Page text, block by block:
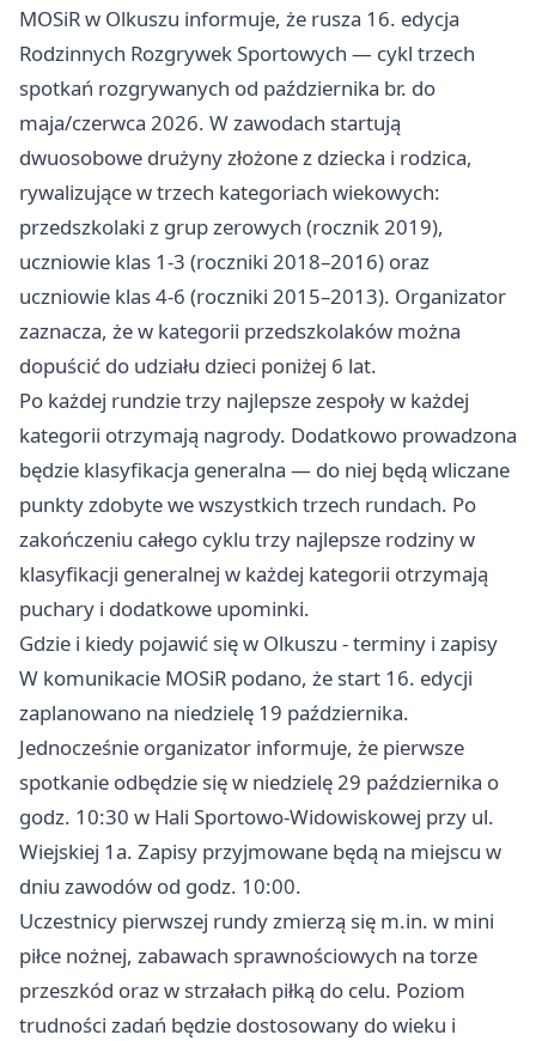
MOSiR w Olkuszu informuje, że rusza 16. edycja
Rodzinnych Rozgrywek Sportowych — cykl trzech
spotkań rozgrywanych od października br. do
maja/czerwca 2026. W zawodach startują
dwuosobowe drużyny złożone z dziecka i rodzica,
rywalizujące w trzech kategoriach wiekowych:
przedszkolaki z grup zerowych (rocznik 2019),
uczniowie klas 1-3 (roczniki 2018–2016) oraz
uczniowie klas 4-6 (roczniki 2015–2013). Organizator
zaznacza, że w kategorii przedszkolaków można
dopuścić do udziału dzieci poniżej 6 lat.
Po każdej rundzie trzy najlepsze zespoły w każdej
kategorii otrzymają nagrody. Dodatkowo prowadzona
będzie klasyfikacja generalna — do niej będą wliczane
punkty zdobyte we wszystkich trzech rundach. Po
zakończeniu całego cyklu trzy najlepsze rodziny w
klasyfikacji generalnej w każdej kategorii otrzymają
puchary i dodatkowe upominki.
Gdzie i kiedy pojawić się w Olkuszu - terminy i zapisy
W komunikacie MOSiR podano, że start 16. edycji
zaplanowano na niedzielę 19 października.
Jednocześnie organizator informuje, że pierwsze
spotkanie odbędzie się w niedzielę 29 października o
godz. 10:30 w Hali Sportowo-Widowiskowej przy ul.
Wiejskiej 1a. Zapisy przyjmowane będą na miejscu w
dniu zawodów od godz. 10:00.
Uczestnicy pierwszej rundy zmierzą się m.in. w mini
piłce nożnej, zabawach sprawnościowych na torze
przeszkód oraz w strzałach piłką do celu. Poziom
trudności zadań będzie dostosowany do wieku i